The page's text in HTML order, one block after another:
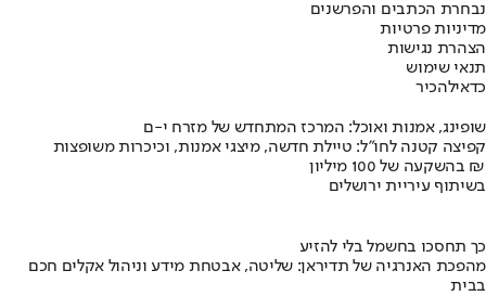
נבחרת הכתבים והפרשנים
מדיניות פרטיות
הצהרת נגישות
תנאי שימוש
כדאילהכיר
שופינג, אמנות ואוכל: המרכז המתחדש של מזרח י-ם
קפיצה קטנה לחו"ל: טיילת חדשה, מיצגי אמנות, וכיכרות משופצות
בהשקעה של 100 מיליון ₪
בשיתוף עיריית ירושלים
כך תחסכו בחשמל בלי להזיע
מהפכת האנרגיה של תדיראן: שליטה, אבטחת מידע וניהול אקלים חכם
בבית